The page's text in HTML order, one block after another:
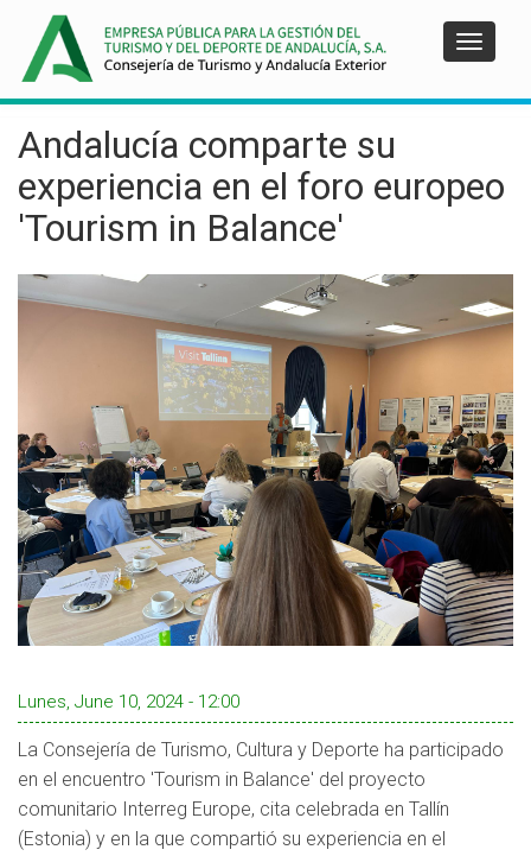
contenido
principal
Toggle
Andalucía comparte su
experiencia en el foro europeo
'Tourism in Balance'
Lunes, June 10, 2024 - 12:00
La Consejería de Turismo, Cultura y Deporte ha participado
en el encuentro 'Tourism in Balance' del proyecto
comunitario Interreg Europe, cita celebrada en Tallín
(Estonia) y en la que compartió su experiencia en el